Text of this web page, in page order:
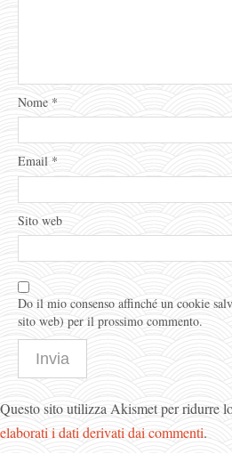
Nome *
Email *
Sito web
Do il mio consenso affinché un cookie
sito web) per il prossimo commento.
Questo sito utilizza Akismet per ridurre
elaborati i dati derivati dai commenti.